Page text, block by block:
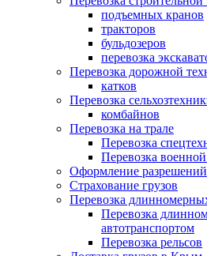
подъемных кранов
тракторов
бульдозеров
перевозка
Перевозка дорожной
катков
Перевозка
комбайнов
Перевозка на трале
Перевозка
Перевозка
Оформление разрешений
Страхование грузов
Перевозка
Перевозка
автотранспортом
Перевозка рельсов